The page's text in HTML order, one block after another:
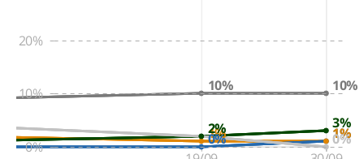
0%
10%
20%
1%
10%
10%
1%
2%
1%
0%
3%
0%
2%